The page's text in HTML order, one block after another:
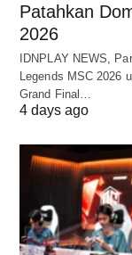
Patahkan
2026
IDNPLAY NEWS,
Legends MSC 2026
Grand Final…
4 days ago